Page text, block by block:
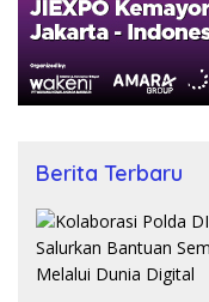
Berita Terbaru